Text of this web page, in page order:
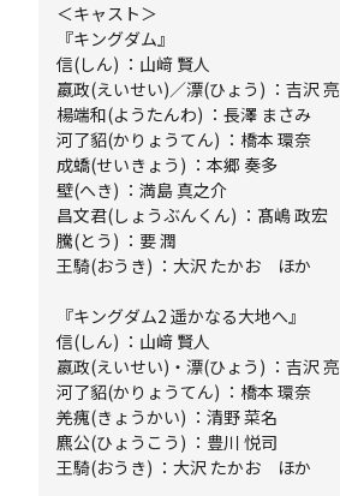
＜キャスト＞
『キングダム』
信(しん) ：山﨑 賢人
嬴政(えいせい)／漂(ひょう) ：吉沢 亮
楊端和(ようたんわ) ：長澤 まさみ
河了貂(かりょうてん) ：橋本 環奈
成蟜(せいきょう) ：本郷 奏多
壁(へき) ：満島 真之介
昌文君(しょうぶんくん) ：髙嶋 政宏
騰(とう) ：要 潤
王騎(おうき) ：大沢 たかお ほか
『キングダム2 遥かなる大地へ』
信(しん) ：山﨑 賢人
嬴政(えいせい)・漂(ひょう) ：吉沢 亮
河了貂(かりょうてん) ：橋本 環奈
羌瘣(きょうかい) ：清野 菜名
麃公(ひょうこう) ：豊川 悦司
王騎(おうき) ：大沢 たかお ほか